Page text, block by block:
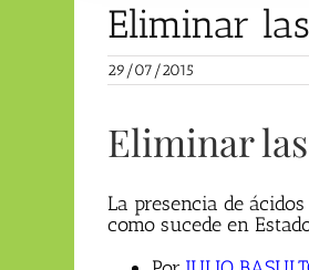
Eliminar
29/07/2015
Eliminar
La presencia de
como sucede en